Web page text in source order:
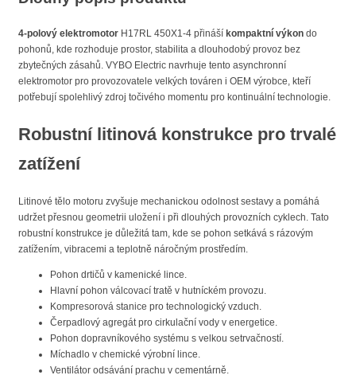
4-polový elektromotor H17RL 450X1-4 přináší kompaktní výkon do
pohonů, kde rozhoduje prostor, stabilita a dlouhodobý provoz bez
zbytečných zásahů. VYBO Electric navrhuje tento asynchronní
elektromotor pro provozovatele velkých továren i OEM výrobce, kteří
potřebují spolehlivý zdroj točivého momentu pro kontinuální technologie.
Robustní litinová konstrukce pro trvalé
zatížení
Litinové tělo motoru zvyšuje mechanickou odolnost sestavy a pomáhá
udržet přesnou geometrii uložení i při dlouhých provozních cyklech. Tato
robustní konstrukce je důležitá tam, kde se pohon setkává s rázovým
zatížením, vibracemi a teplotně náročným prostředím.
Pohon drtičů v kamenické lince.
Hlavní pohon válcovací tratě v hutníckém provozu.
Kompresorová stanice pro technologický vzduch.
Čerpadlový agregát pro cirkulační vody v energetice.
Pohon dopravníkového systému s velkou setrvačností.
Míchadlo v chemické výrobní lince.
Ventilátor odsávání prachu v cementárně.